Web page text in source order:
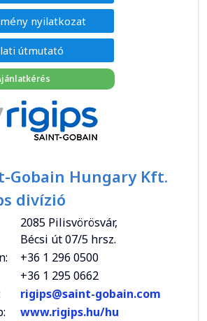
nyilatkozat
útmutató
Gobain Hungary Kft.
divízió
2085 Pilisvörösvár,
Bécsi út 07/5 hrsz.
+36 1 296 0500
+36 1 295 0662
rigips@saint-gobain.com
www.rigips.hu/hu